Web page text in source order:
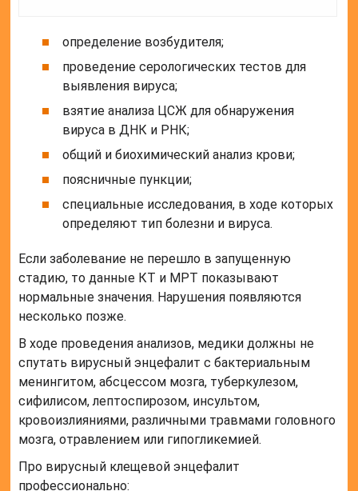
определение возбудителя;
проведение серологических тестов для
выявления вируса;
взятие анализа ЦСЖ для обнаружения
вируса в ДНК и РНК;
общий и биохимический анализ крови;
поясничные пункции;
специальные исследования, в ходе которых
определяют тип болезни и вируса.
Если заболевание не перешло в запущенную
стадию, то данные КТ и МРТ показывают
нормальные значения. Нарушения появляются
несколько позже.
В ходе проведения анализов, медики должны не
спутать вирусный энцефалит с бактериальным
менингитом, абсцессом мозга, туберкулезом,
сифилисом, лептоспирозом, инсультом,
кровоизлияниями, различными травмами головного
мозга, отравлением или гипогликемией.
Про вирусный клещевой энцефалит
профессионально: